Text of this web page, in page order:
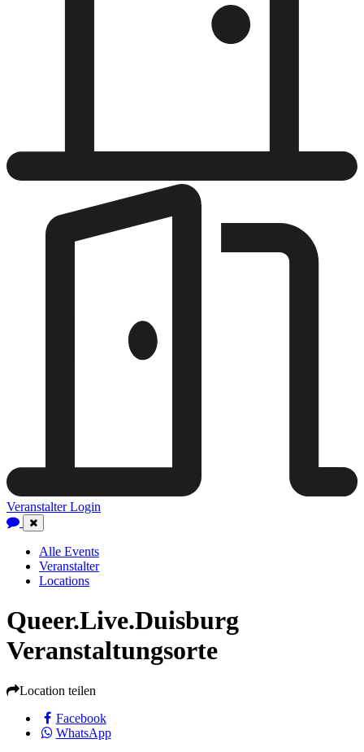
Veranstalter Login
Close
Navigation
Alle Events
Veranstalter
Locations
Queer.Live.Duisburg
Veranstaltungsorte
Location teilen
Facebook
WhatsApp